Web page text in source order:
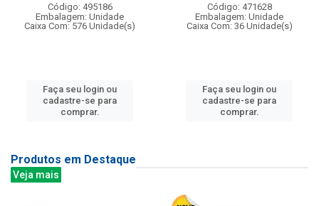
Código: 495186
Embalagem: Unidade
Caixa Com: 576 Unidade(s)
Faça seu login ou
cadastre-se para
comprar.
Código: 471628
Embalagem: Unidade
Caixa Com: 36 Unidade(s)
Faça seu login ou
cadastre-se para
comprar.
Produtos em Destaque
Veja mais